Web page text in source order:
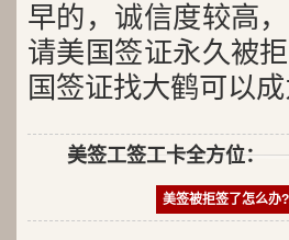
早的，诚信度较高
请美国签证永久被
国签证找大鹤可以
美签工签工卡全方位：
美签被拒签了怎么办